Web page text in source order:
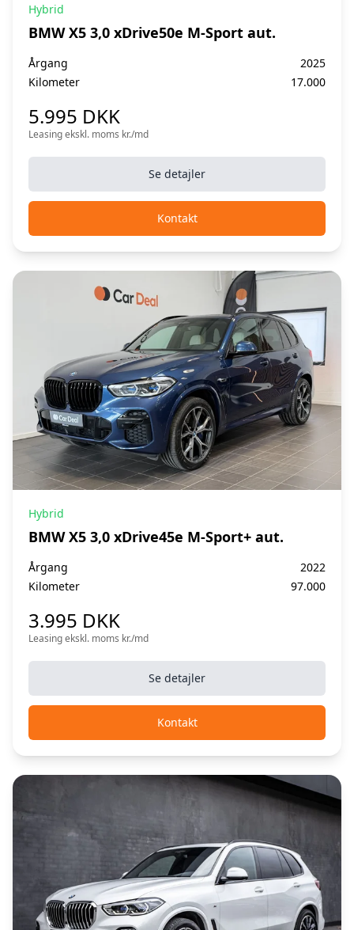
Hybrid
BMW X5 3,0 xDrive50e M-Sport aut.
Årgang
2025
Kilometer
17.000
5.995 DKK
Leasing ekskl. moms kr./md
Se detajler
Kontakt
Hybrid
BMW X5 3,0 xDrive45e M-Sport+ aut.
Årgang
2022
Kilometer
97.000
3.995 DKK
Leasing ekskl. moms kr./md
Se detajler
Kontakt